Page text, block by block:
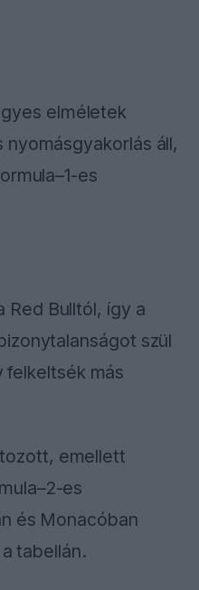
elméletek
áll,
es
Bulltól, így a
szül
felkeltsék más
emellett
es
és Monacóban
tabellán.